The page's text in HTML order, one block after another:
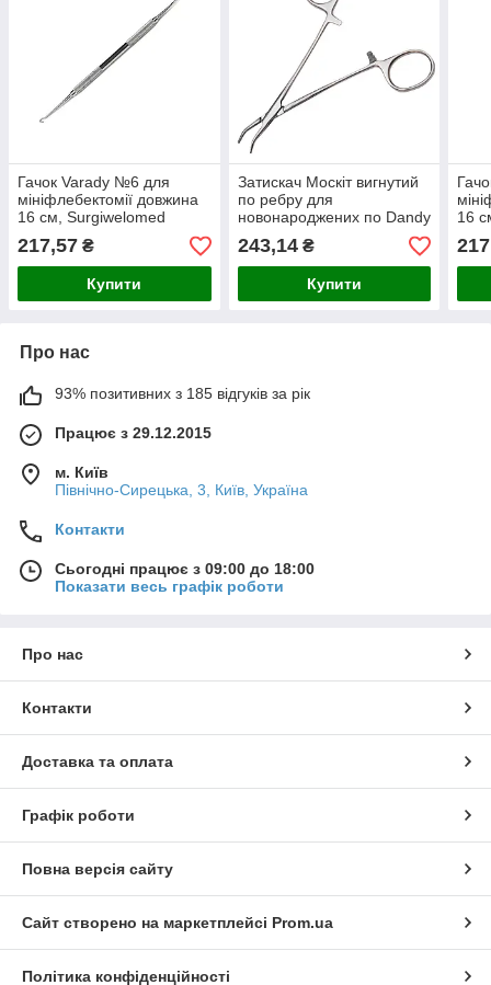
Гачок Varady №6 для
мініфлебектомії довжина
16 см, Surgiwelomed
217,57 ₴
Купити
Затискач Москіт вигнутий
по ребру для
новонароджених по Dandy
Crile, 12,5 см, робоча
частина 20 мм,
Surgiwelomed
243,14₴
Купити
16
Про нас
93% позитивних з 185 відгуків за рік
Працює з 29.12.2015
м. Київ
Північно-Сирецька, 3, Київ, Україна
Контакти
Сьогодні працює з 09:00 до 18:00
Показати весь графік роботи
Про нас
Контакти
Доставка та оплата
Графік роботи
Повна версія сайту
Сайт створено на маркетплейсі Prom.ua
Політика конфіденційності